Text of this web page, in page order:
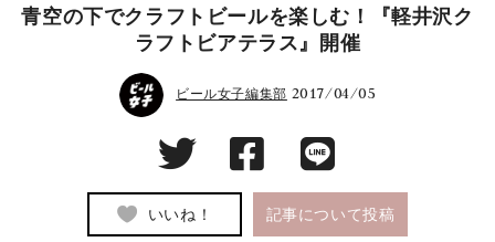
青空の下でクラフトビールを楽しむ！『軽井沢ク
ラフトビアテラス』開催
ビール女子編集部 2017/04/05
いいね！ 記事について投稿